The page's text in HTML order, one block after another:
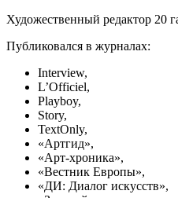
Художественный редактор 20
Публиковался в журналах:
Interview,
L’Officiel,
Playboy,
Story,
TextOnly,
«Артгид»,
«Арт-хроника»,
«Вестник Европы»,
«ДИ: Диалог искусств»,